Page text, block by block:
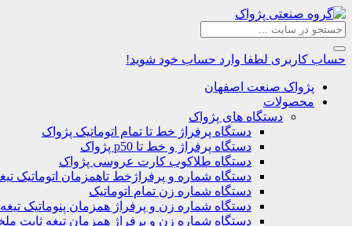
حساب کاربری لطفا وارد حساب خود شوید!
پژواک صنعت اصفهان
محصولات
دستگاه های پژواک
دستگاه پرفراژ خط تا تمام اتوماتیک پژواک
دستگاه پرفراژ و خط تا p50 پژواک
دستگاه طلاکوب کارت عروسی پژواک
دستگاه شماره و پرفراژخط تاهمزمان اتوماتیک
دستگاه شماره زن تمام اتوماتیک
دستگاه شماره زن و پرفراژ همزمان پنوماتیک
دستگاه شماره زن و پرفراژ همزمان تیغه ثابت